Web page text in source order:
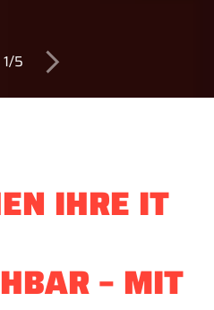
Thema
1/5 Nächstes Thema
IHRE IT
– MIT